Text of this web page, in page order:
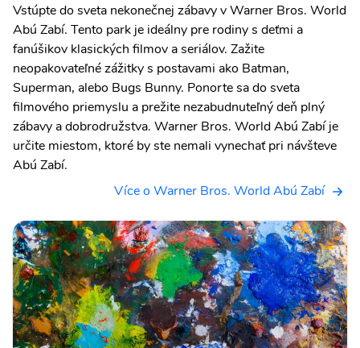
Vstúpte do sveta nekonečnej zábavy v Warner Bros. World
Abú Zabí. Tento park je ideálny pre rodiny s deťmi a
fanúšikov klasických filmov a seriálov. Zažite
neopakovateľné zážitky s postavami ako Batman,
Superman, alebo Bugs Bunny. Ponorte sa do sveta
filmového priemyslu a prežite nezabudnuteľný deň plný
zábavy a dobrodružstva. Warner Bros. World Abú Zabí je
určite miestom, ktoré by ste nemali vynechať pri návšteve
Abú Zabí.
Více o Warner Bros. World Abú Zabí